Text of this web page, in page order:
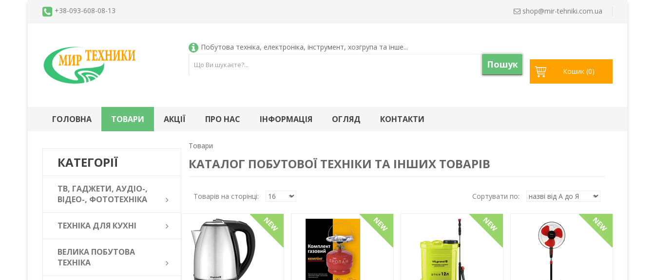
+38-093-608-08-13 shop@mir-tehniki.com.ua
Побутова техніка, електроніка, інструмент, хозгрупа та інше...
Пошук
Кошик (0)
ГОЛОВНА ТОВАРИ АКЦІЇ ПРО НАС ІНФОРМАЦІЯ ОГЛЯД КОНТАКТИ
КАТЕГОРІЇ
ТВ, ГАДЖЕТИ, АУДІО-,
ВІДЕО-, ФОТОТЕХНІКА
ТЕХНІКА ДЛЯ КУХНІ
ВЕЛИКА ПОБУТОВА
ТЕХНІКА
Товари
КАТАЛОГ ПОБУТОВОЇ ТЕХНІКИ ТА ІНШИХ ТОВАРІВ
Товарів на сторінці: Сортувати по: